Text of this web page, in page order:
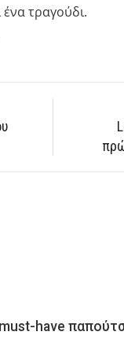
ένα τραγούδι.
have